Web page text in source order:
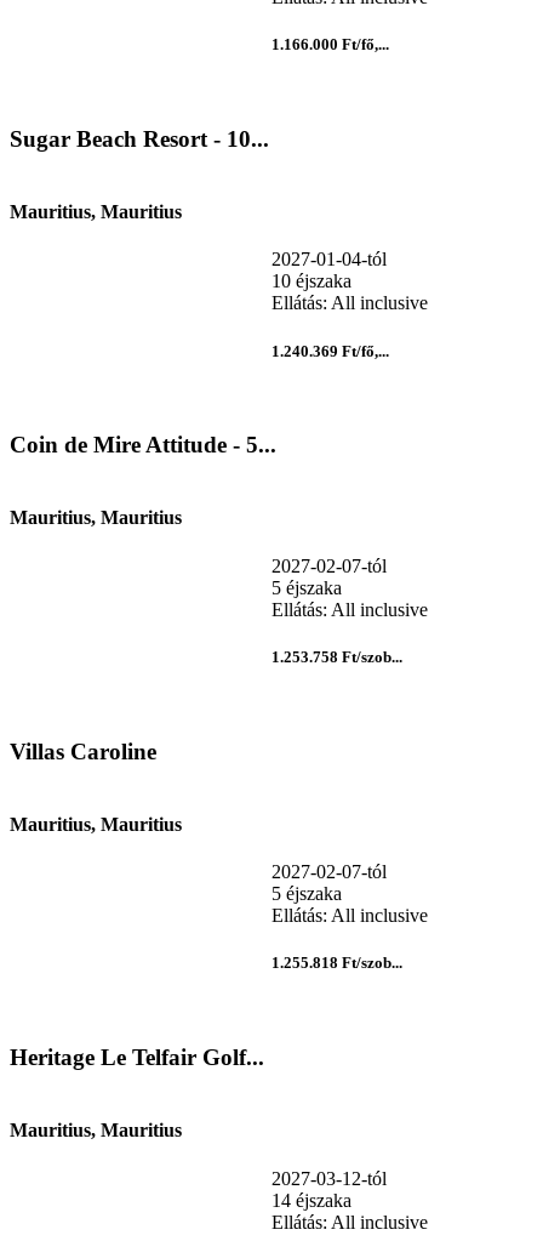
1.166.000 Ft/fő,...
Sugar Beach Resort - 10...
Mauritius, Mauritius
2027-01-04-tól
10 éjszaka
Ellátás: All inclusive
1.240.369 Ft/fő,...
Coin de Mire Attitude - 5...
Mauritius, Mauritius
2027-02-07-tól
5 éjszaka
Ellátás: All inclusive
1.253.758 Ft/szob...
Villas Caroline
Mauritius, Mauritius
2027-02-07-tól
5 éjszaka
Ellátás: All inclusive
1.255.818 Ft/szob...
Heritage Le Telfair Golf...
Mauritius, Mauritius
2027-03-12-tól
14 éjszaka
Ellátás: All inclusive